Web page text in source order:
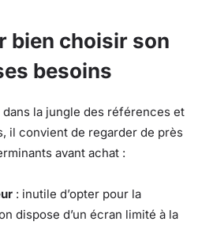
bien choisir son
besoins
la jungle des références et
il convient de regarder de près
avant achat :
: inutile d’opter pour la
dispose d’un écran limité à la